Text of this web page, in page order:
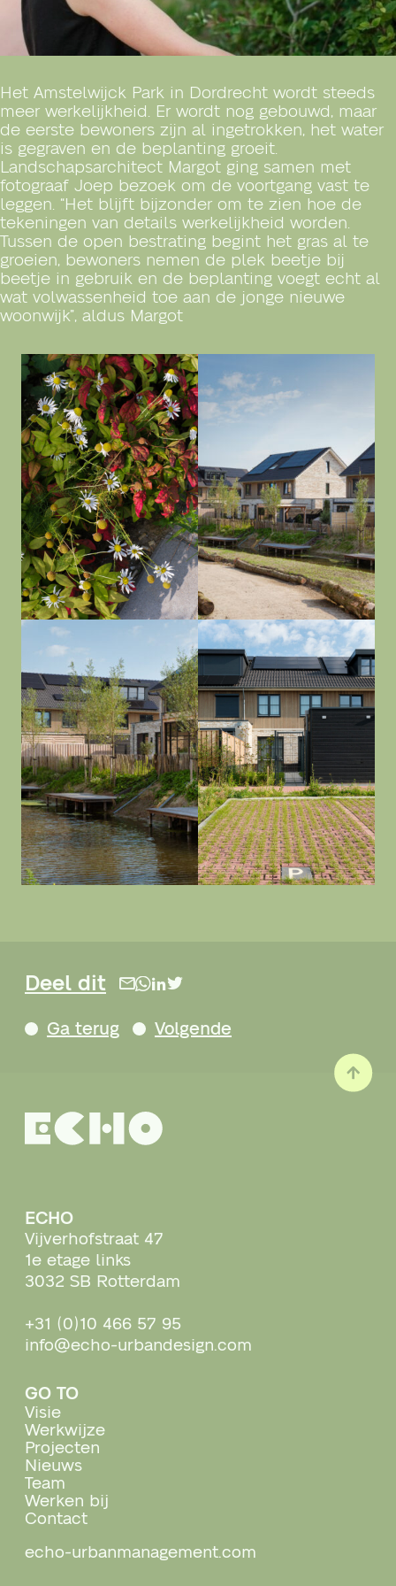
Het Amstelwijck Park in Dordrecht wordt steeds
meer werkelijkheid. Er wordt nog gebouwd, maar
de eerste bewoners zijn al ingetrokken, het water
is gegraven en de beplanting groeit.
Landschapsarchitect Margot ging samen met
fotograaf Joep bezoek om de voortgang vast te
leggen. “Het blijft bijzonder om te zien hoe de
tekeningen van details werkelijkheid worden.
Tussen de open bestrating begint het gras al te
groeien, bewoners nemen de plek beetje bij
beetje in gebruik en de beplanting voegt echt al
wat volwassenheid toe aan de jonge nieuwe
woonwijk”, aldus Margot
Deel dit
Ga terug Volgende
ECHO
Vijverhofstraat 47
1e etage links
3032 SB Rotterdam
+31 (0)10 466 57 95
info@echo-urbandesign.com
GO TO
Visie
Werkwijze
Projecten
Nieuws
Team
Werken bij
Contact
echo-urbanmanagement.com